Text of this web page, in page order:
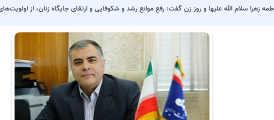
منابع کالا
نظرسنجی مشارکت الکترونیک
زهرا سلام‌ الله علیها و روز زن گفت: رفع موانع رشد و شکوفایی و ارتقای جایگاه زنان، از